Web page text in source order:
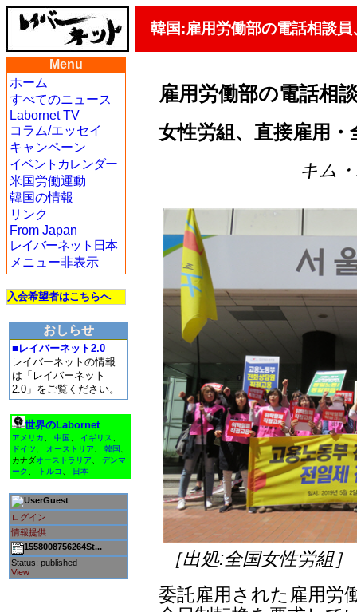
韓国:雇用労働部の電話相談
Menu
ホーム
すべてのニュース
Labornet TV
コラム/エッセイ
キャンペーン
イベントカレンダー
米国労働運動
韓国の情報
リンク
From Japan
レイバーネット日本
メニュー非表示
入会希望者はこちらへ
おしらせ
■レイバーネット2.0
レイバーネットの情報
は「レイバーネット
2.0」をご覧ください。
世界のLabornet
アメリカ 中国 イギリス
ドイツ
オーストリア 韓国
カナダオーストラリア
デンマ
ーク
トルコ 日本
Guest
ログイン
情報提供
1558008756264St...
Status: published
View
雇用労働部の電話相
女性労組、直接雇用・
キム
［出処:全国女性労組］
委託雇用された雇用労